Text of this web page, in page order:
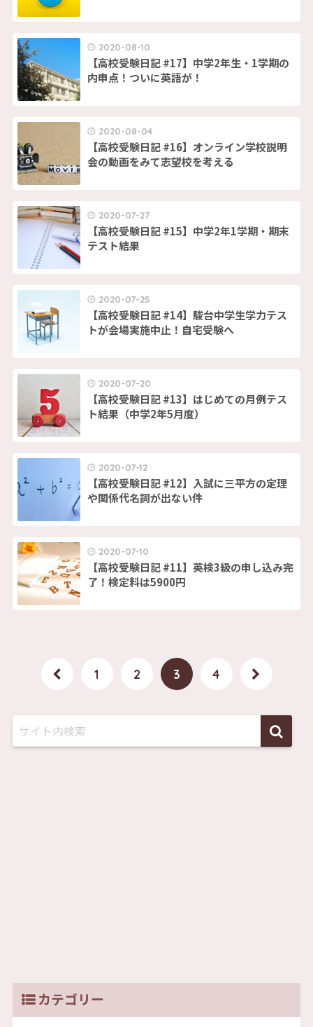
2020-08-10
【高校受験日記 #17】中学2年生・1学期の
内申点！ついに英語が！
2020-08-04
【高校受験日記 #16】オンライン学校説明
会の動画をみて志望校を考える
2020-07-27
【高校受験日記 #15】中学2年1学期・期末
テスト結果
2020-07-25
【高校受験日記 #14】駿台中学生学力テス
トが会場実施中止！自宅受験へ
2020-07-20
【高校受験日記 #13】はじめての月例テス
ト結果（中学2年5月度）
2020-07-12
【高校受験日記 #12】入試に三平方の定理
や関係代名詞が出ない件
2020-07-10
【高校受験日記 #11】英検3級の申し込み完
了！検定料は5900円
1 2 3 4
カテゴリー